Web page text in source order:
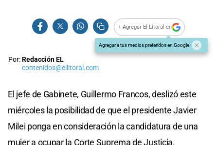
+ Agregar El Litoral en
Agregar a tus medios preferidos en Google
Por:Redacción EL
contenidos@ellitoral.com
El jefe de Gabinete, Guillermo Francos, deslizó este
miércoles la posibilidad de que el presidente Javier
Milei ponga en consideración la candidatura de una
mujer a ocupar la Corte Suprema de Justicia.